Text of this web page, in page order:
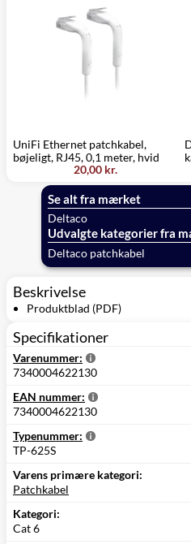
UniFi Ethernet patchkabel,
bøjeligt, RJ45, 0,1 meter, hvid
20,00 kr.
Se alt fra mærket
Deltaco
Udvalgte kategorier fra
Deltaco patchkabel
Beskrivelse
Produktblad (PDF)
Specifikationer
Varenummer:
7340004622130
EAN nummer:
7340004622130
Typenummer:
TP-625S
Varens primære kategori:
Patchkabel
Kategori:
Cat 6